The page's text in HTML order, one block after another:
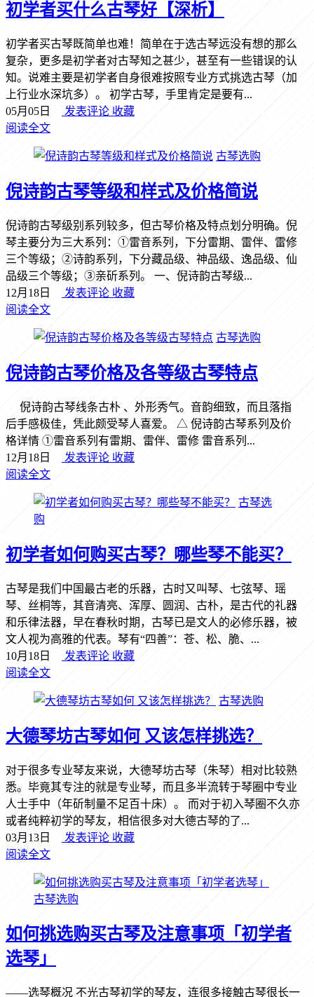
初学者买什么古琴好【深析】
初学者买古琴既简单也难！简单在于选古琴远没有想的那么
复杂，更多是初学者对古琴知之甚少，甚至有一些错误的认
知。说难主要是初学者自身很难按照专业方式挑选古琴（加
上行业水深坑多）。 初学古琴，手里肯定是要有...
05月05日
发表评论 收藏
阅读全文
古琴选购
倪诗韵古琴等级和样式及价格简说
倪诗韵古琴级别系列较多，但古琴价格及特点划分明确。倪
琴主要分为三大系列：①雷音系列，下分雷期、雷伴、雷修
三个等级；②诗韵系列，下分藏品级、神品级、逸品级、仙
品级三个等级；③亲斫系列。 一、倪诗韵古琴级...
12月18日
发表评论 收藏
阅读全文
古琴选购
倪诗韵古琴价格及各等级古琴特点
倪诗韵古琴线条古朴 、外形秀气。音韵细致，而且落指
后手感极佳，凭此颇受琴人喜爱。 △ 倪诗韵古琴系列及价
格详情 ①雷音系列有雷期、雷伴、雷修 雷音系列...
12月18日
发表评论 收藏
阅读全文
古琴选
购
初学者如何购买古琴？哪些琴不能买？
古琴是我们中国最古老的乐器，古时又叫琴、七弦琴、瑶
琴、丝桐等，其音清亮、浑厚、圆润、古朴，是古代的礼器
和乐律法器，早在春秋时期，古琴已是文人的必修乐器，被
文人视为高雅的代表。琴有“四善”：苍、松、脆、...
10月18日
发表评论 收藏
阅读全文
古琴选购
大德琴坊古琴如何 又该怎样挑选？
对于很多专业琴友来说，大德琴坊古琴（朱琴）相对比较熟
悉。毕竟其专注的就是专业琴，而且多半流转于琴圈中专业
人士手中（年斫制量不足百十床）。 而对于初入琴圈不久亦
或者纯粹初学的琴友，相信很多对大德古琴的了...
03月13日
发表评论 收藏
阅读全文
古琴选购
如何挑选购买古琴及注意事项「初学者
选琴」
——选琴概况 不光古琴初学的琴友，连很多接触古琴很长一